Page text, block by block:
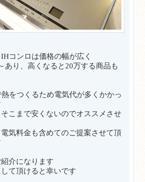
コンロは価格の幅が広く
あり、高くなると20万する商品も
をつくるため電気代が多くかかっ
こまで安くないのでオススメさせ
気料金も含めてのご提案させて頂
介になります
て頂けると幸いです